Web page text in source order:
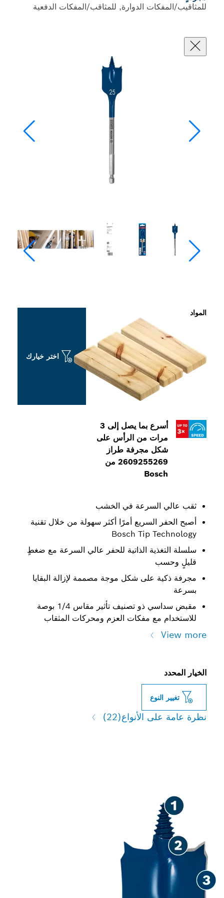
الدوارة, للمثاقب/المفكات الدفعية
أسرع بما يصل إلى 3
من الرأس على
مجرفة طراز
2609255269 من
السرعة في الخشب
السريع أمرًا أكثر سهولة من خلال تقنية
Bosch Tip
الذاتية للحفر عالي السرعة مع ضغطٍ
على شكل موجة مصممة لإزالة البقايا
مقبض سداسي ذو تصنيف تأثير مقاس 1/4 بوصة
مع مفكات العزم ومحركات المثقاب
اختر خيارك
الأنواع(22)